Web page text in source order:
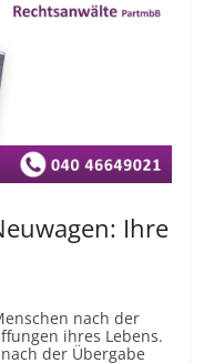
Ihre
nach der
ihres Lebens.
der Übergabe